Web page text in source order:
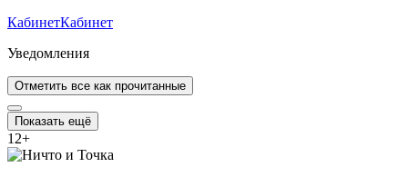
КабинетКабинет
Уведомления
Отметить все как прочитанные
Показать ещё
12+